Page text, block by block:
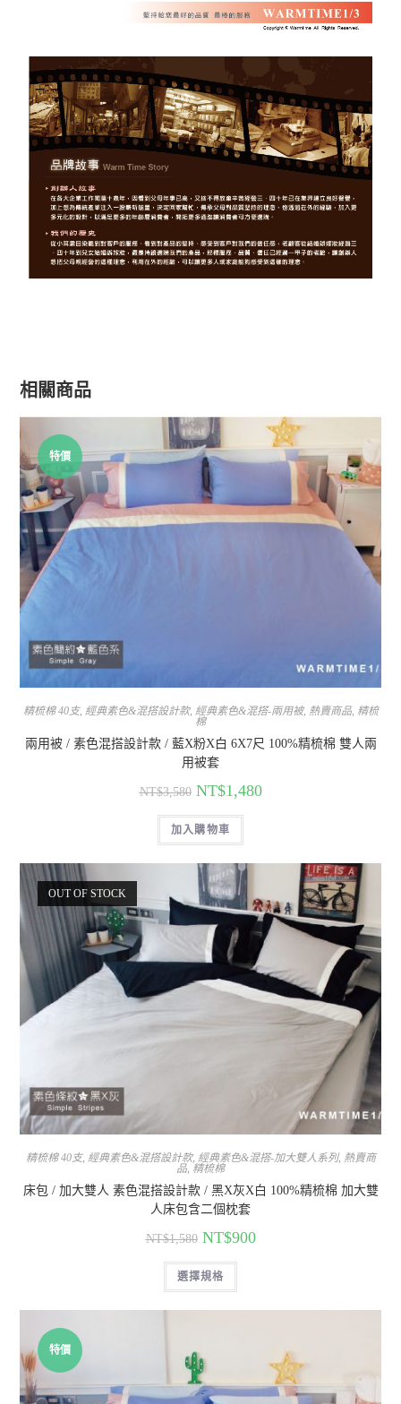
相關商品
特價
精梳棉 40支, 經典素色&混搭設計款, 經典素色&混搭-兩用被, 熱賣商品, 精梳
棉
兩用被 / 素色混搭設計款 / 藍X粉X白 6X7尺 100%精梳棉 雙人兩
用被套
NT$3,580 NT$1,480
加入購物車
OUT OF STOCK
精梳棉 40支, 經典素色&混搭設計款, 經典素色&混搭-加大雙人系列, 熱賣商
品 精梳棉
床包 / 加大雙人 素色混搭設計款 / 黑X灰X白 100%精梳棉 加大雙
人床包含二個枕套
NT$1,580 NT$900
選擇規格
特價